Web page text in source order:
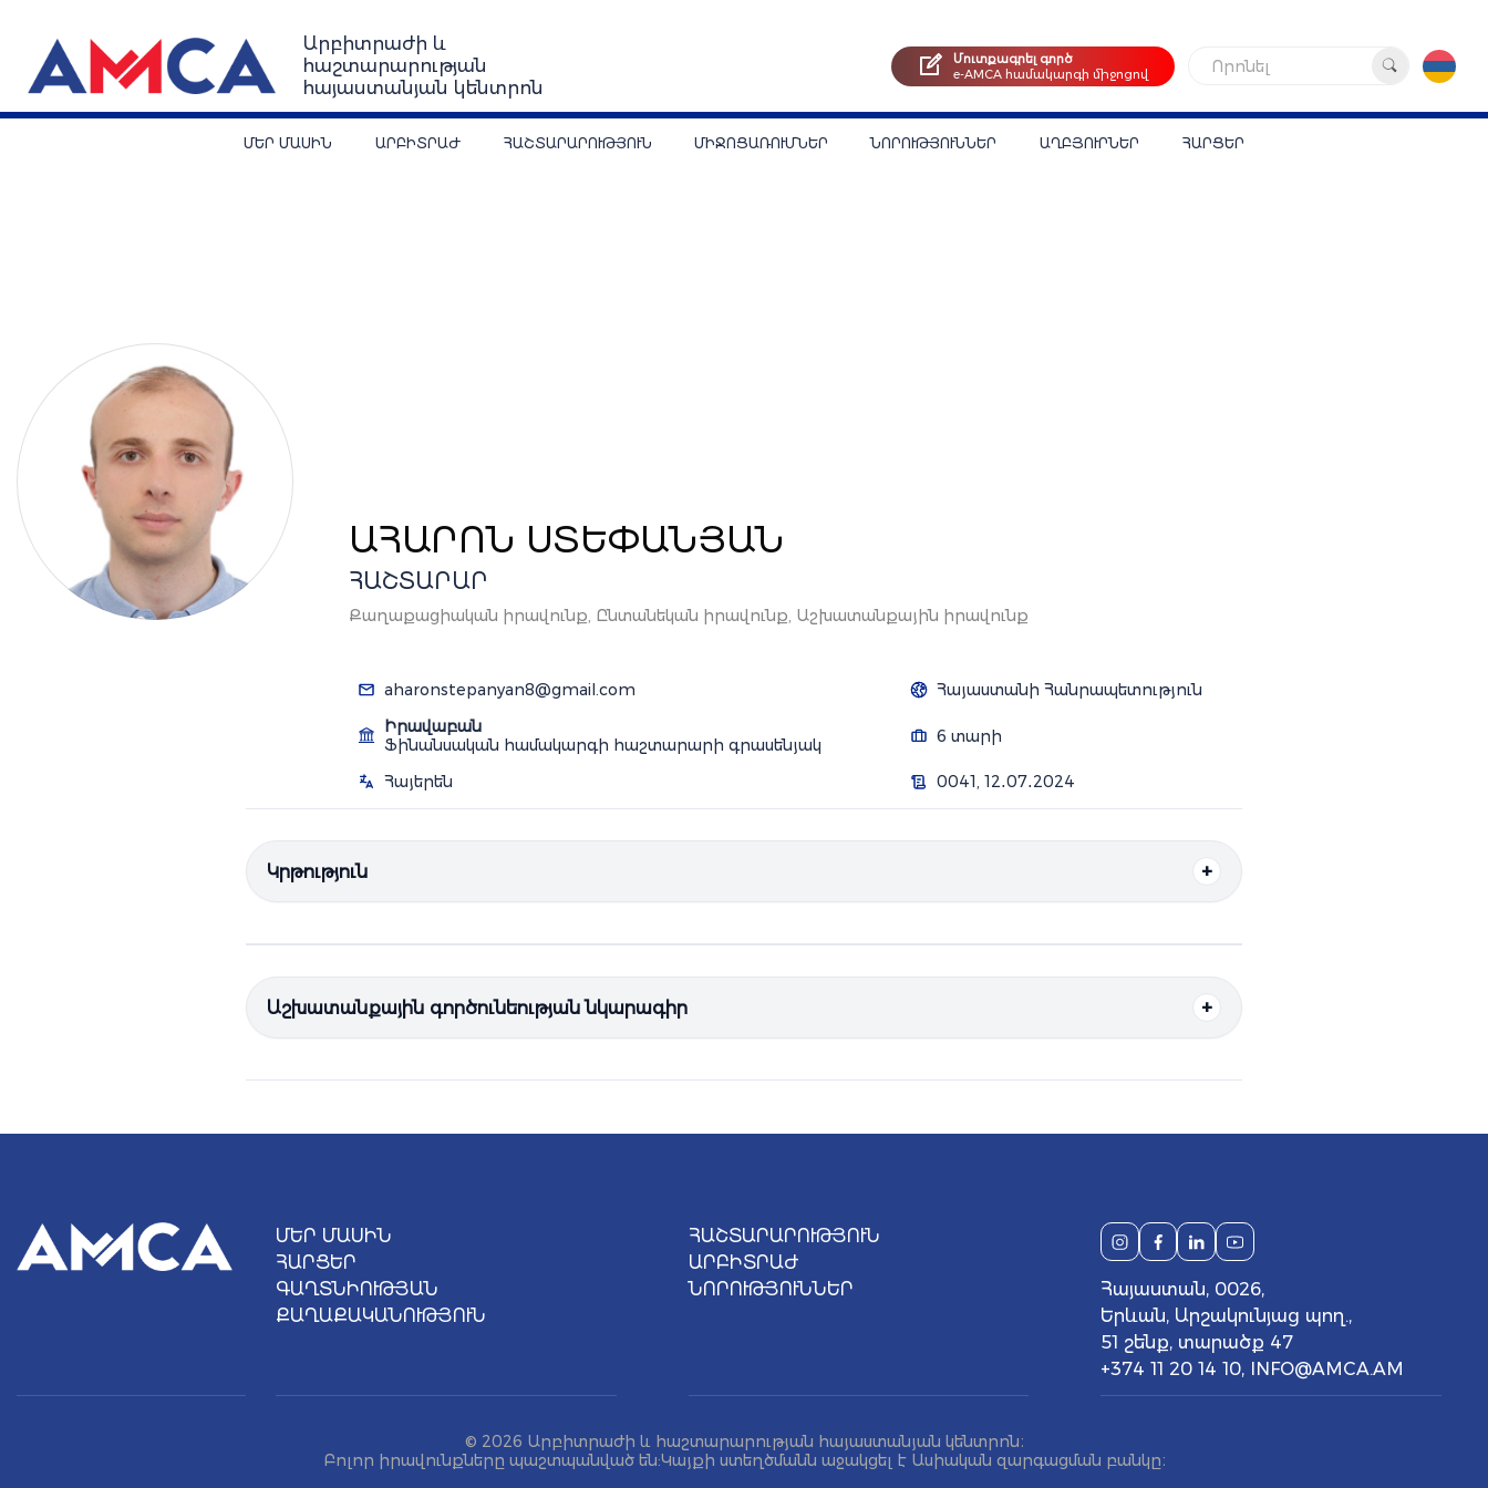
Արբիտրաժի և
հաշտարարության
հայաստանյան կենտրոն
Մուտքագրել գործ
e-AMCA համակարգի միջոցով
Որոնել
ՄԵՐ ՄԱՍԻՆ ԱՐԲԻՏՐԱԺ ՀԱՇՏԱՐԱՐՈՒԹՅՈՒՆ ՄԻՋՈՑԱՌՈՒՄՆԵՐ ՆՈՐՈՒԹՅՈՒՆՆԵՐ ԱՂԲՅՈՒՐՆԵՐ ՀԱՐՑԵՐ
ԱՀԱՐՈՆ ՍՏԵՓԱՆՅԱՆ
ՀԱՇՏԱՐԱՐ
Քաղաքացիական իրավունք, Ընտանեկան իրավունք, Աշխատանքային իրավունք
aharonstepanyan8@gmail.com
Հայաստանի Հանրապետություն
Իրավաբան
Ֆինանսական համակարգի հաշտարարի գրասենյակ
6 տարի
Հայերեն
0041, 12․07․2024
Կրթություն
Աշխատանքային գործունեության նկարագիր
ՄԵՐ ՄԱՍԻՆ
ՀԱՐՑԵՐ
ԳԱՂՏՆԻՈՒԹՅԱՆ
ՔԱՂԱՔԱԿԱՆՈՒԹՅՈՒՆ
ՀԱՇՏԱՐԱՐՈՒԹՅՈՒՆ
ԱՐԲԻՏՐԱԺ
ՆՈՐՈՒԹՅՈՒՆՆԵՐ
Հայաստան, 0026,
Երևան, Արշակունյաց պող.,
51 շենք, տարածք 47
+374 11 20 14 10, INFO@AMCA.AM
© 2026 Արբիտրաժի և հաշտարարության հայաստանյան կենտրոն։
Բոլոր իրավունքները պաշտպանված են: Կայքի ստեղծմանն աջակցել է Ասիական զարգացման բանկը։